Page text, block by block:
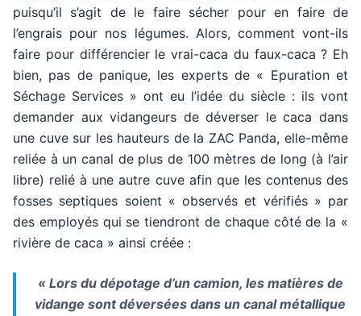
puisqu’il s’agit de le faire sécher pour en faire de
l’engrais pour nos légumes. Alors, comment vont-ils
faire pour différencier le vrai-caca du faux-caca ? Eh
bien, pas de panique, les experts de « Epuration et
Séchage Services » ont eu l’idée du siècle : ils vont
demander aux vidangeurs de déverser le caca dans
une cuve sur les hauteurs de la ZAC Panda, elle-même
reliée à un canal de plus de 100 mètres de long (à l’air
libre) relié à une autre cuve afin que les contenus des
fosses septiques soient « observés et vérifiés » par
des employés qui se tiendront de chaque côté de la «
rivière de caca » ainsi créée :
« Lors du dépotage d’un camion, les matières de
vidange sont déversées dans un canal métallique